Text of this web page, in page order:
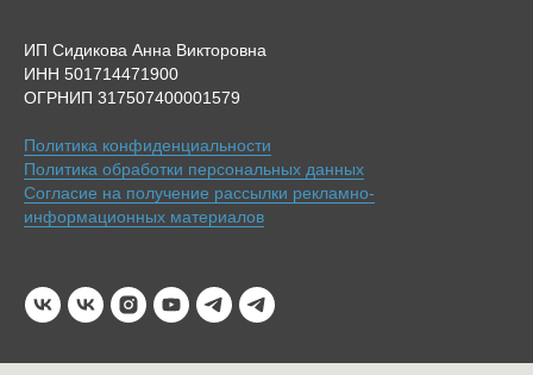
ИП Сидикова Анна Викторовна
ИНН 501714471900
ОГРНИП 317507400001579
Политика конфиденциальности
Политика обработки персональных данных
Согласие на получение рассылки рекламно-
информационных материалов